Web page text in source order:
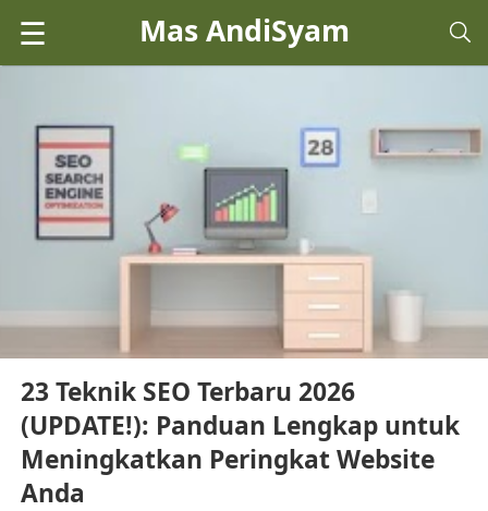
☰ Mas AndiSyam
23 Teknik SEO Terbaru 2026
(UPDATE!): Panduan Lengkap untuk
Meningkatkan Peringkat Website
Anda